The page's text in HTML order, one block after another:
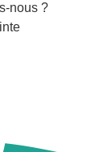
nous ?